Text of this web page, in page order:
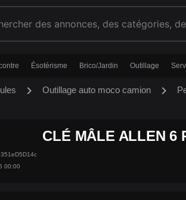
Ésotérisme Brico/Jardin Outillage
chevron_right Outillage auto moco camion chevron_right
CLÉ MÂLE ALLEN 6
00:00